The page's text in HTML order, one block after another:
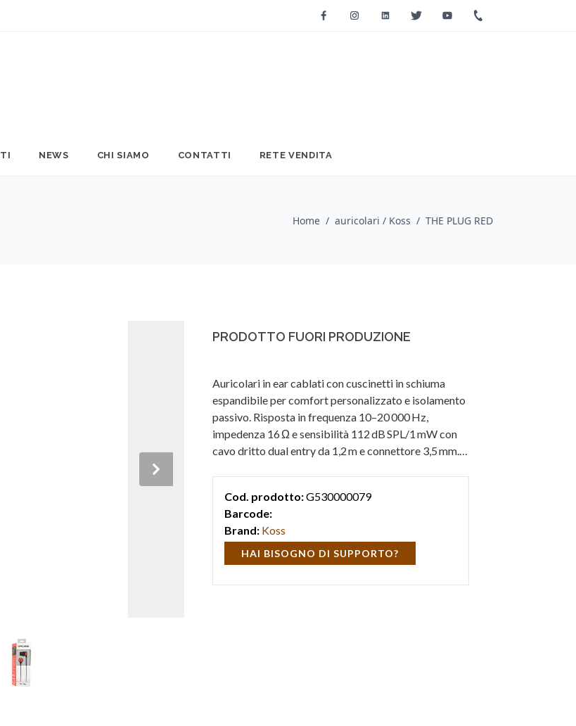
FacebookInstagramLinkedinTwitter Youtube
NEWS CHI SIAMO CONTATTI RETE VENDITA
Home / auricolari / Koss / THE PLUG RED
Next
PRODOTTO FUORI PRODUZIONE
Auricolari in ear cablati con cuscinetti in schiuma
espandibile per comfort personalizzato e isolamento
passivo. Risposta in frequenza 10–20 000 Hz,
impedenza 16 Ω e sensibilità 112 dB SPL/1 mW con
cavo dritto dual entry da 1,2 m e connettore 3,5 mm.
Cod. prodotto:G530000079
Barcode:
Brand: Koss
HAI BISOGNO DI SUPPORTO?